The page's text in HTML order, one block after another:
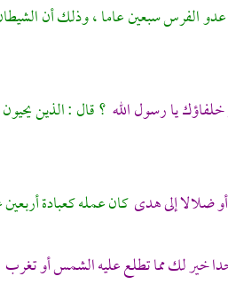
الفرس سبعين عاما ، وذلك أن
يا رسول الله ؟ قال : الذين
ضلالا إلى هدىكان عمله كعبادة أربعين
خير لك مما تطلع عليه الشمس أو تغرب